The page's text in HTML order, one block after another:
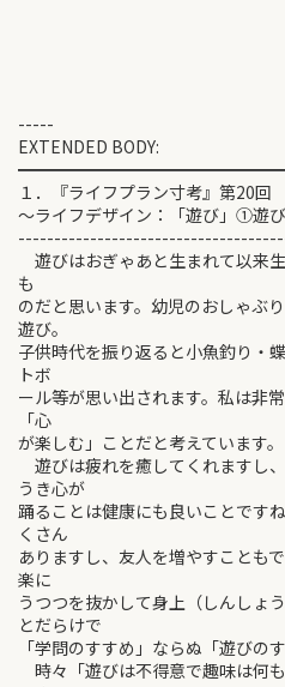
-----
EXTENDED BODY:
１．『ライフプラン寸考』第20回
～ライフデザイン：「遊び」①遊
遊びはおぎゃあと生まれて以来
も
のだと思います。幼児のおしゃぶ
遊び。
子供時代を振り返ると小魚釣り・
トボ
ール等が思い出されます。私は非
「心
が楽しむ」ことだと考えています。
遊びは疲れを癒してくれますし
うき心が
踊ることは健康にも良いことです
くさん
ありますし、友人を増やすことも
楽に
うつつを抜かして身上（しんしょ
とだらけで
「学問のすすめ」ならぬ「遊びの
時々「遊びは不得意で趣味は何